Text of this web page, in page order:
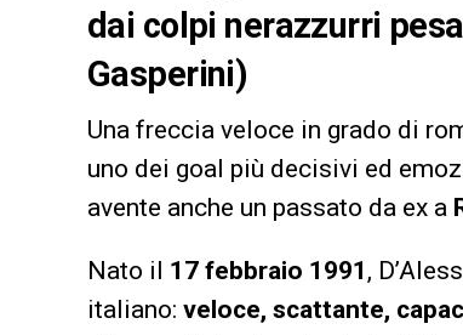
dai colpi nerazzurri
Gasperini)
Una freccia veloce in grado di
uno dei goal più decisivi ed
avente anche un passato da ex a
Nato il 17 febbraio 1991 ,
italiano: veloce, scattante,